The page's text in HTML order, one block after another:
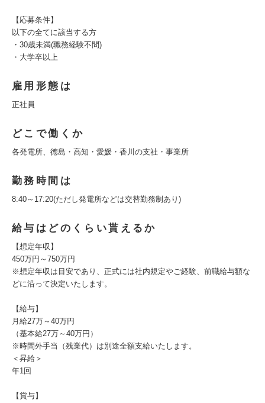
【応募条件】
以下の全てに該当する方
・30歳未満(職務経験不問)
・大学卒以上
雇用形態は
正社員
どこで働くか
各発電所、徳島・高知・愛媛・香川の支社・事業所
勤務時間は
8:40～17:20(ただし発電所などは交替勤務制あり)
給与はどのくらい貰えるか
【想定年収】
450万円～750万円
※想定年収は目安であり、正式には社内規定やご経験、前職給与額な
どに沿って決定いたします。
【給与】
月給27万～40万円
（基本給27万～40万円）
※時間外手当（残業代）は別途全額支給いたします。
＜昇給＞
年1回
【賞与】